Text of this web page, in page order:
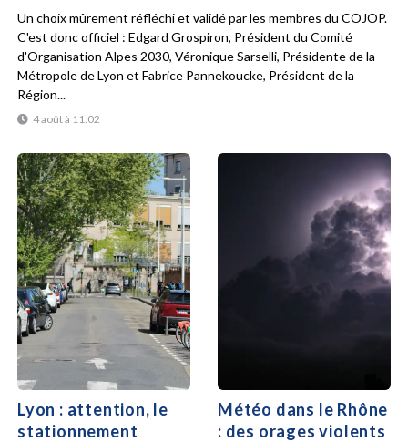
4 août à 11:02
Un choix mûrement réfléchi et validé par les membres du COJOP.
C'est donc officiel : Edgard Grospiron, Président du Comité
d'Organisation Alpes 2030, Véronique Sarselli, Présidente de la
Métropole de Lyon et Fabrice Pannekoucke, Président de la
Région...
Lyon : attention, le
stationnement
Météo dans le Rhône
: des orages violents